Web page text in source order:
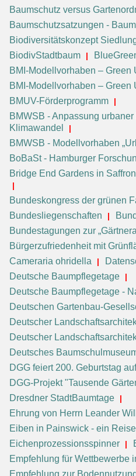
Baumschutz versus
Baumschutzsatzungen -
Biodiversitätskonzept
BiodivStadtbaum
BMI-Modellvorhaben – Green
BMI-Modellvorhaben – Green
BMUV-Förderprogramm
BMWSB - Anpassung
Klimawandel
BMWSB - Modellvorhaben
BoBaSt - Hamburger
Bridge End Gardens in
Bundeskongress der grünen
Bundesliegenschaften
Bundestagungen zur
Bürgerzufriedenheit mit
Cameraria ohridella
Deutsche Baumpflegetage
Deutsche Baumpflegetage -
Deutschen Gartenbau-
Deutscher
Deutscher
Deutsches
DGG feiert 200. Geburtstag
DGG-Projekt "Tausende
Dresdner StadtBaumtage
Ehrung von Herrn Leander
Eiben in Painswick - ein
Eichenprozessionsspinner
Empfehlung für Wettbewerbe
Empfehlung zur